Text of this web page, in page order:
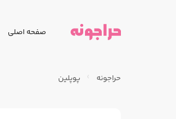
صفحه اصلی
حراجونه پوپلین